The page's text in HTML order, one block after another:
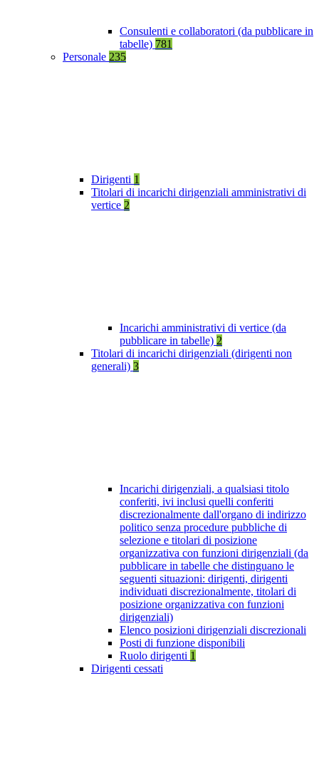
Consulenti e collaboratori (da pubblicare in
tabelle) 781
Personale 235
Dirigenti 1
Titolari di incarichi dirigenziali amministrativi di
vertice 2
Incarichi amministrativi di vertice (da
pubblicare in tabelle) 2
Titolari di incarichi dirigenziali (dirigenti non
generali) 3
Incarichi dirigenziali, a qualsiasi titolo
conferiti, ivi inclusi quelli conferiti
discrezionalmente dall'organo di indirizzo
politico senza procedure pubbliche di
selezione e titolari di posizione
organizzativa con funzioni dirigenziali (da
pubblicare in tabelle che distinguano le
seguenti situazioni: dirigenti, dirigenti
individuati discrezionalmente, titolari di
posizione organizzativa con funzioni
dirigenziali)
Elenco posizioni dirigenziali discrezionali
Posti di funzione disponibili
Ruolo dirigenti 1
Dirigenti cessati